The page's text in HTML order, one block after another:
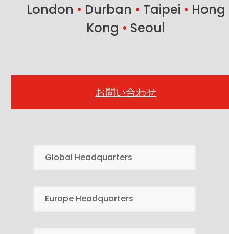
London • Durban • Taipei • Hong
Kong • Seoul
お問い合わせ
Global Headquarters
Europe Headquarters